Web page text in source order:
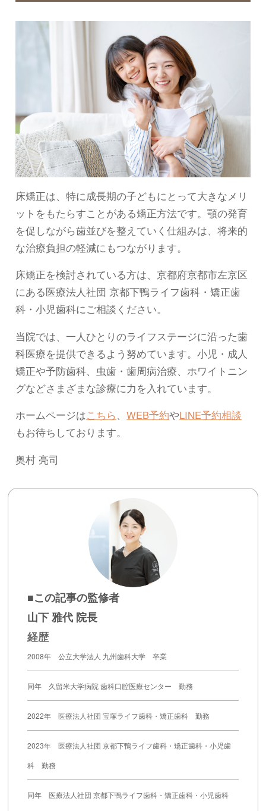
床矯正は、特に成長期の子どもにとって大きなメリ
ットをもたらすことがある矯正方法です。顎の発育
を促しながら歯並びを整えていく仕組みは、将来的
な治療負担の軽減にもつながります。
床矯正を検討されている方は、京都府京都市左京区
にある医療法人社団 京都下鴨ライフ歯科・矯正歯
科・小児歯科にご相談ください。
当院では、一人ひとりのライフステージに沿った歯
科医療を提供できるよう努めています。小児・成人
矯正や予防歯科、虫歯・歯周病治療、ホワイトニン
グなどさまざまな診療に力を入れています。
ホームページはこちら、WEB予約やLINE予約相談
もお待ちしております。
奥村 亮司
■この記事の監修者
山下 雅代 院長
経歴
2008年 公立大学法人 九州歯科大学 卒業
同年 久留米大学病院 歯科口腔医療センター 勤務
2022年 医療法人社団 宝塚ライフ歯科・矯正歯科 勤務
2023年 医療法人社団 京都下鴨ライフ歯科・矯正歯科・小児歯
科 勤務
同年 医療法人社団 京都下鴨ライフ歯科・矯正歯科・小児歯科